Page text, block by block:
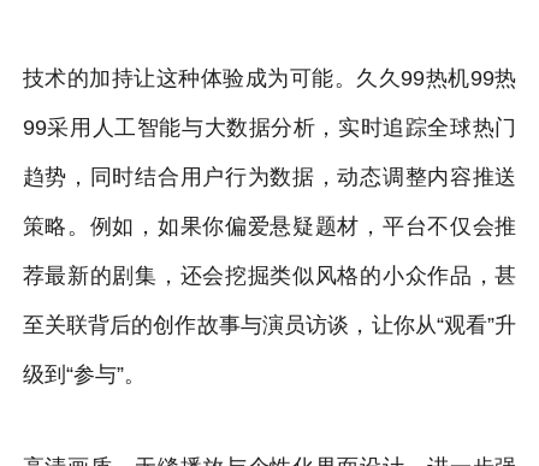
技术的加持让这种体验成为可能。久久99热机99热
99采用人工智能与大数据分析，实时追踪全球热门
趋势，同时结合用户行为数据，动态调整内容推送
策略。例如，如果你偏爱悬疑题材，平台不仅会推
荐最新的剧集，还会挖掘类似风格的小众作品，甚
至关联背后的创作故事与演员访谈，让你从“观看”升
级到“参与”。